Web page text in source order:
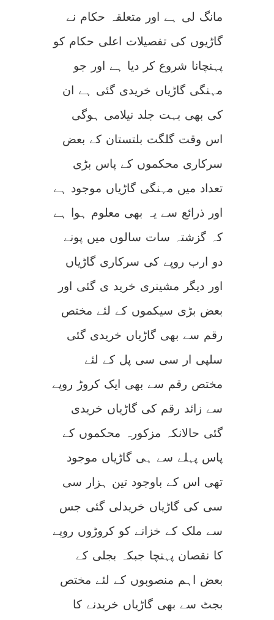
مانگ لی ہے اور متعلقہ حکام نے
گاڑیوں کی تفصیلات اعلی حکام کو
پہنچانا شروع کر دیا ہے اور جو
مہنگی گاڑیاں خریدی گئی ہے ان
کی بھی بہت جلد نیلامی ہوگی
اس وقت گلگت بلتستان کے بعض
سرکاری محکموں کے پاس بڑی
تعداد میں مہنگی گاڑیاں موجود ہے
اور ذرائع سے یہ بھی معلوم ہوا ہے
کہ گزشتہ سات سالوں میں پونے
دو ارب روپے کی سرکاری گاڑیاں
اور دیگر مشینری خرید ی گئی اور
بعض بڑی سیکموں کے لئے مختص
رقم سے بھی گاڑیاں خریدی گئی
سلپی ار سی سی پل کے لئے
مختص رقم سے بھی ایک کروڑ روپے
سے زائد رقم کی گاڑیاں خریدی
گئی حالانکہ مزکورہ محکموں کے
پاس پہلے سے ہی گاڑیاں موجود
تھی اس کے باوجود تین ہزار سی
سی کی گاڑیاں خریدلی گئی جس
سے ملک کے خزانے کو کروڑوں روپے
کا نقصان پہنچا جبکہ بجلی کے
بعض اہم منصوبوں کے لئے مختص
بجٹ سے بھی گاڑیاں خریدنے کا